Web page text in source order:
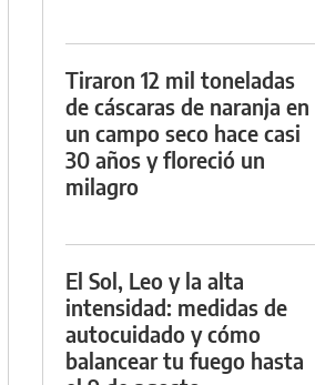
Tiraron 12 mil toneladas
de cáscaras de naranja en
un campo seco hace casi
30 años y floreció un
milagro
El Sol, Leo y la alta
intensidad: medidas de
autocuidado y cómo
balancear tu fuego hasta